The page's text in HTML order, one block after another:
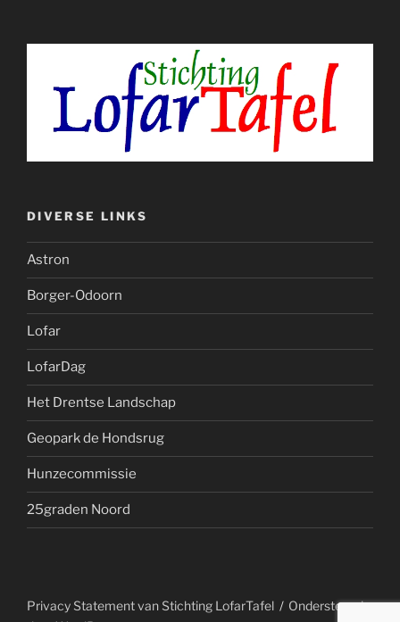
DIVERSE LINKS
Astron
Borger-Odoorn
Lofar
LofarDag
Het Drentse Landschap
Geopark de Hondsrug
Hunzecommissie
25graden Noord
Privacy Statement van Stichting LofarTafel
Ondersteund